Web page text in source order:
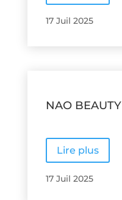
17 Juil 2025
NAO BEAUTY
Lire plus
17 Juil 2025